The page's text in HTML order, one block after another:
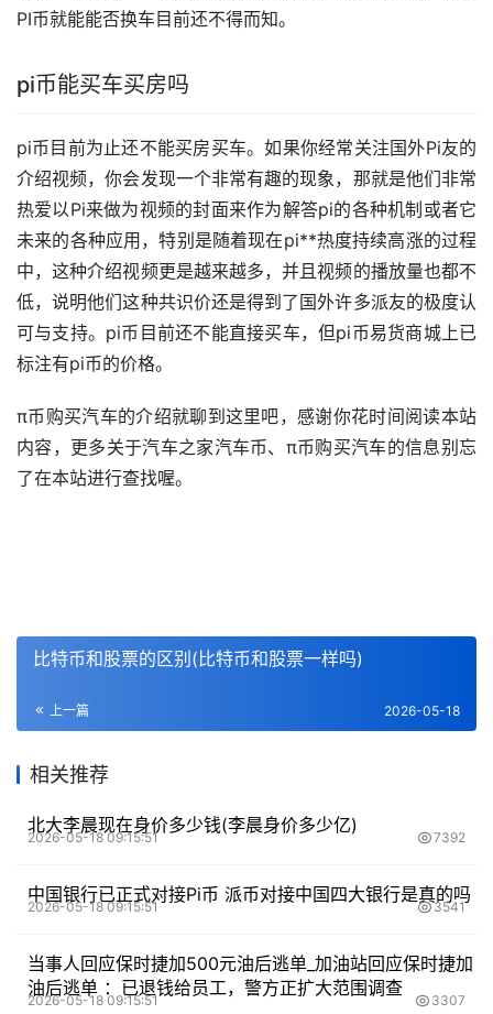
PI币就能能否换车目前还不得而知。
pi币能买车买房吗
pi币目前为止还不能买房买车。如果你经常关注国外Pi友的
介绍视频，你会发现一个非常有趣的现象，那就是他们非常
热爱以Pi来做为视频的封面来作为解答pi的各种机制或者它
未来的各种应用，特别是随着现在pi**热度持续高涨的过程
中，这种介绍视频更是越来越多，并且视频的播放量也都不
低，说明他们这种共识价还是得到了国外许多派友的极度认
可与支持。pi币目前还不能直接买车，但pi币易货商城上已
标注有pi币的价格。
π币购买汽车的介绍就聊到这里吧，感谢你花时间阅读本站
内容，更多关于汽车之家汽车币、π币购买汽车的信息别忘
了在本站进行查找喔。
比特币和股票的区别(比特币和股票一样吗)
上一篇 2026-05-18
相关推荐
北大李晨现在身价多少钱(李晨身价多少亿)
2026-05-18 09:15:51 7392
中国银行已正式对接Pi币 派币对接中国四大银行是真的吗
2026-05-18 09:15:51 3541
当事人回应保时捷加500元油后逃单_加油站回应保时捷加
油后逃单 ：已退钱给员工，警方正扩大范围调查
2026-05-18 09:15:51 3307